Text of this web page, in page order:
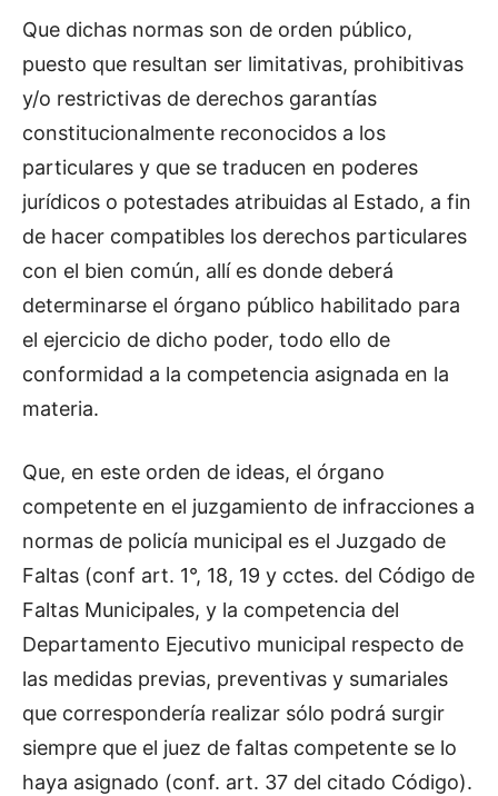
Que dichas normas son de orden público,
puesto que resultan ser limitativas, prohibitivas
y/o restrictivas de derechos garantías
constitucionalmente reconocidos a los
particulares y que se traducen en poderes
jurídicos o potestades atribuidas al Estado, a fin
de hacer compatibles los derechos particulares
con el bien común, allí es donde deberá
determinarse el órgano público habilitado para
el ejercicio de dicho poder, todo ello de
conformidad a la competencia asignada en la
materia.
Que, en este orden de ideas, el órgano
competente en el juzgamiento de infracciones a
normas de policía municipal es el Juzgado de
Faltas (conf art. 1°, 18, 19 y cctes. del Código de
Faltas Municipales, y la competencia del
Departamento Ejecutivo municipal respecto de
las medidas previas, preventivas y sumariales
que correspondería realizar sólo podrá surgir
siempre que el juez de faltas competente se lo
haya asignado (conf. art. 37 del citado Código).